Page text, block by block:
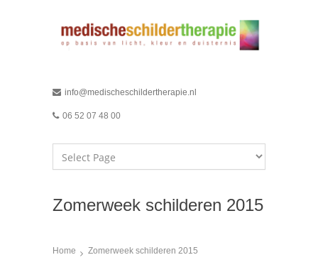
info@medischeschildertherapie.nl
06 52 07 48 00
Zomerweek schilderen 2015
Home Zomerweek schilderen 2015